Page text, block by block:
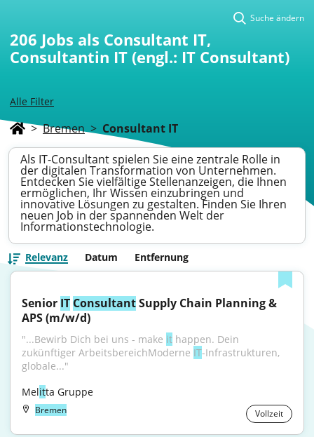
Alle Filter
Suche ändern
206 Jobs als Consultant IT,
Consultantin IT (engl.: IT Consultant)
> Bremen > Consultant IT
Als IT-Consultant spielen Sie eine zentrale Rolle in
der digitalen Transformation von Unternehmen.
Entdecken Sie vielfältige Stellenanzeigen, die Ihnen
ermöglichen, Ihr Wissen einzubringen und
innovative Lösungen zu gestalten. Finden Sie Ihren
neuen Job in der spannenden Welt der
Informationstechnologie.
Relevanz Datum Entfernung
Senior IT Consultant Supply Chain Planning &
APS (m/w/d)
"...Bewirb Dich bei uns - make it happen. Dein
zukünftiger ArbeitsbereichModerne IT-Infrastrukturen,
globale..."
Melitta Gruppe
Bremen Vollzeit